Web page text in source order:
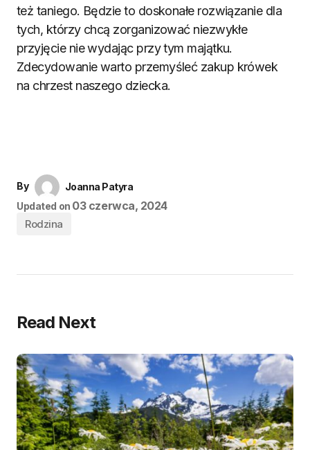
też taniego. Będzie to doskonałe rozwiązanie dla
tych, którzy chcą zorganizować niezwykłe
przyjęcie nie wydając przy tym majątku.
Zdecydowanie warto przemyśleć zakup krówek
na chrzest naszego dziecka.
By
Joanna Patyra
Updated on 03 czerwca, 2024
Rodzina
Read Next